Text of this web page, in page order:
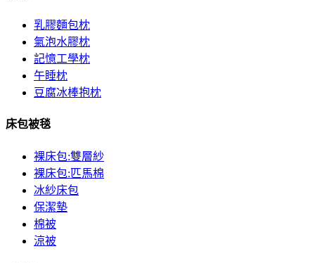
乳膠麵包枕
氣泡水膠枕
記憶工學枕
午睡枕
豆腐冰棒抱枕
床包被毯
裸床包:雙層紗
裸床包:匹馬棉
冰紗床包
保潔墊
棉被
涼被